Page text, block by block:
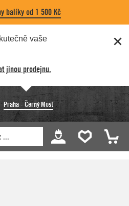
balíky od 1 500 Kč
vaše
jinou prodejnu.
Praha - Černý Most